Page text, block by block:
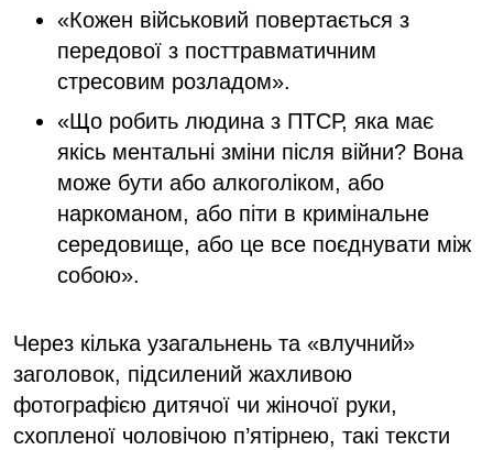
«Кожен військовий повертається з
передової з посттравматичним
стресовим розладом».
«Що робить людина з ПТСР, яка має
якісь ментальні зміни після війни? Вона
може бути або алкоголіком, або
наркоманом, або піти в кримінальне
середовище, або це все поєднувати між
собою».
Через кілька узагальнень та «влучний»
заголовок, підсилений жахливою
фотографією дитячої чи жіночої руки,
схопленої чоловічою п’ятірнею, такі тексти